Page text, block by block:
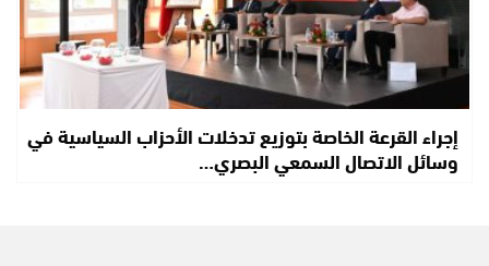
إجراء القرعة الخاصة بتوزيع تدخلات الأحزاب السياسية في
وسائل الاتصال السمعي البصري…